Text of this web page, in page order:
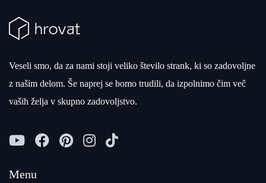
Veseli smo, da za nami stoji veliko število strank, ki so zadovoljne
z našim delom. Še naprej se bomo trudili, da izpolnimo čim več
vaših želja v skupno zadovoljstvo.
Menu